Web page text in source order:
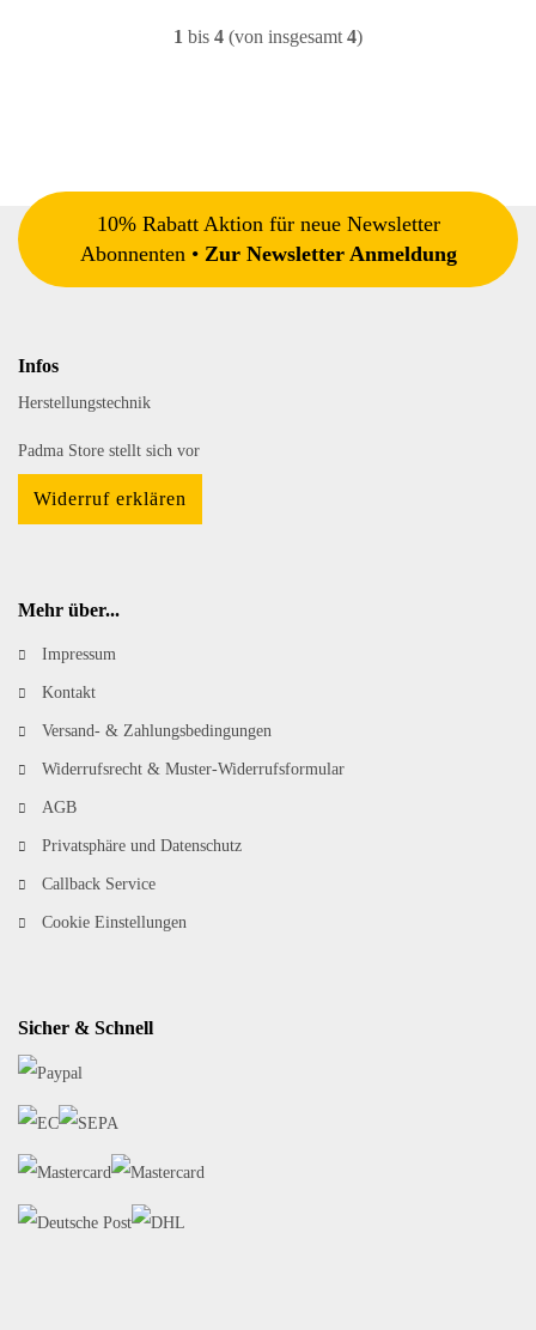
1 bis 4 (von insgesamt 4)
10% Rabatt Aktion für neue Newsletter
Abonnenten • Zur Newsletter Anmeldung
Infos
Herstellungstechnik
Padma Store stellt sich vor
Widerruf erklären
Mehr über...
Impressum
Kontakt
Versand- & Zahlungsbedingungen
Widerrufsrecht & Muster-Widerrufsformular
AGB
Privatsphäre und Datenschutz
Callback Service
Cookie Einstellungen
Sicher & Schnell